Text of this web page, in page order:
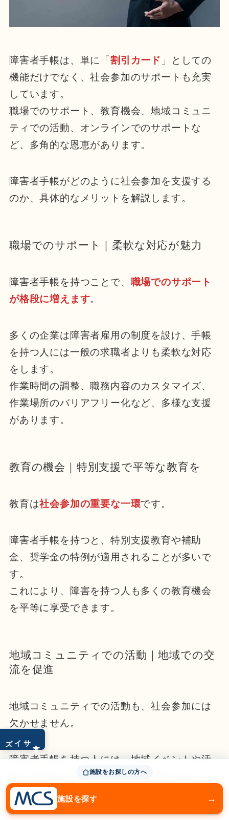
サイズ
障害者手帳は、単に「 割引カード 」としての
機能だけでなく、社会参加のサポートも充実
しています。
職場でのサポート、教育機会、地域コミュニ
ティでの活動、オンラインでのサポートな
ど、多角的な恩恵があります。
障害者手帳がどのように社会参加を支援する
のか、具体的なメリットを解説します。
職場でのサポート｜柔軟な対応が魅力
障害者手帳を持つことで、 職場でのサポート
が格段に増えます。
多くの企業は障害者雇用の制度を設け、手帳
を持つ人には一般の求職者よりも柔軟な対応
をします。
作業時間の調整、職務内容のカスタマイズ、
作業場所のバリアフリー化など、多様な支援
があります。
教育の機会｜特別支援で平等な教育を
教育は社会参加の重要な一環です。
障害者手帳を持つと、特別支援教育や補助
金、奨学金の特例が適用されることが多いで
す。
これにより、障害を持つ人も多くの教育機会
を平等に享受できます。
地域コミュニティでの活動｜地域での交
流を促進
地域コミュニティでの活動も、社会参加には
欠かせません。
障害者手帳を持つ人には、地域イベントや活
動に参加するためのサポートが提供されま
す。
これにより、地域での交流が促進され、社会
施設をお探しの方へ
施設を探す →